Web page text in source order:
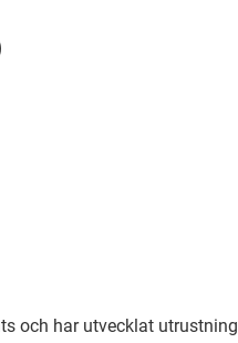
och har utvecklat utrustning